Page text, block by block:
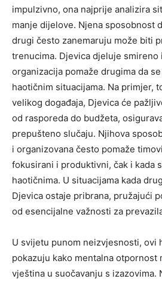
impulzivno, ona najprije analizira
manje dijelove. Njena sposobnost
drugi često zanemaruju može biti
trenucima. Djevica djeluje smireno
organizacija pomaže drugima da
haotičnim situacijama. Na primjer,
velikog događaja, Djevica će
od rasporeda do budžeta,
prepušteno slučaju. Njihova
i organizovana često pomaže
fokusirani i produktivni, čak i kada
haotičnima. U situacijama kada
Djevica ostaje pribrana, pružajući
od esencijalne važnosti za
U svijetu punom neizvjesnosti, ovi
pokazuju kako mentalna otpornost
vještina u suočavanju s izazovima.